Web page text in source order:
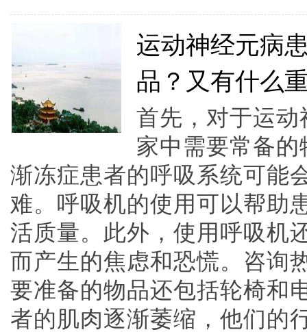
运动神经元病
品？又有什么
首先，对于运
家中需要常备
渐冻症患者的呼吸系统可能
难。呼吸机的使用可以帮助
活质量。此外，使用呼吸机
而产生的焦虑和恐慌。咨询
要准备的物品还包括轮椅和
者的肌肉逐渐萎缩，他们的